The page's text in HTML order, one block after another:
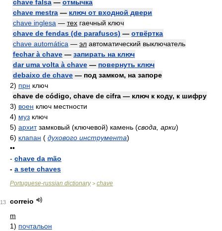
chave falsa — отмычка
chave mestra — ключ от входной двери
chave inglesa — тех гаечный ключ
chave de fendas (de parafusos) — отвёртка
chave automática — эл автоматический выключатель
fechar à chave — запирать на ключ
dar uma volta à chave — повернуть ключ
debaixo de chave — под замком, на запоре
2) прн ключ
chave de código, chave de cifra — ключ к коду, к шифру
3) воен ключ местности
4) муз ключ
5) архитзамковый (ключевой) камень (свода, арки)
6) клапан ( духового инструмента)
••
- chave da mão
- a sete chaves
Portuguese-russian dictionary> chave
13
correio
m
1) почтальон